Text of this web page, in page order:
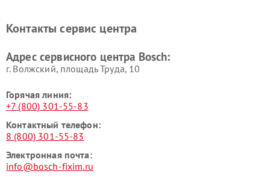
Ремонт сушильных автоматовРемонт морозильных камер
Контакты сервис центра
Адрес сервисного центра Bosch:
г. Волжский, площадь Труда, 10
Горячая линия:
+7 (800) 301-55-83
Контактный телефон:
8 (800) 301-55-83
Электронная почта:
info@bosch-fixim.ru